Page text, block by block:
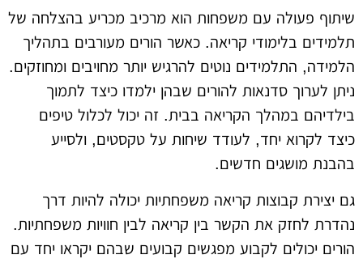
שיתוף פעולה עם משפחות הוא מרכיב מכריע בהצלחה של
תלמידים בלימודי קריאה. כאשר הורים מעורבים בתהליך
הלמידה, התלמידים נוטים להרגיש יותר מחויבים ומחוזקים.
ניתן לערוך סדנאות להורים שבהן ילמדו כיצד לתמוך
בילדיהם במהלך הקריאה בבית. זה יכול לכלול טיפים
כיצד לקרוא יחד, לעודד שיחות על טקסטים, ולסייע
בהבנת מושגים חדשים.
גם יצירת קבוצות קריאה משפחתיות יכולה להיות דרך
נהדרת לחזק את הקשר בין קריאה לבין חוויות משפחתיות.
הורים יכולים לקבוע מפגשים קבועים שבהם יקראו יחד עם